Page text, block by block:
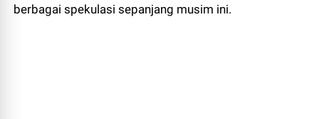
berbagai spekulasi sepanjang musim ini.